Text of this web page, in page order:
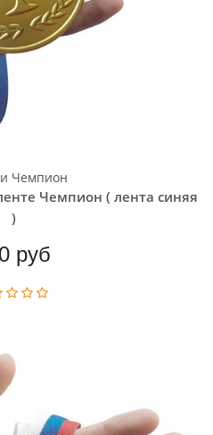
Чемпион
Чемпион ( лента синяя
)
руб